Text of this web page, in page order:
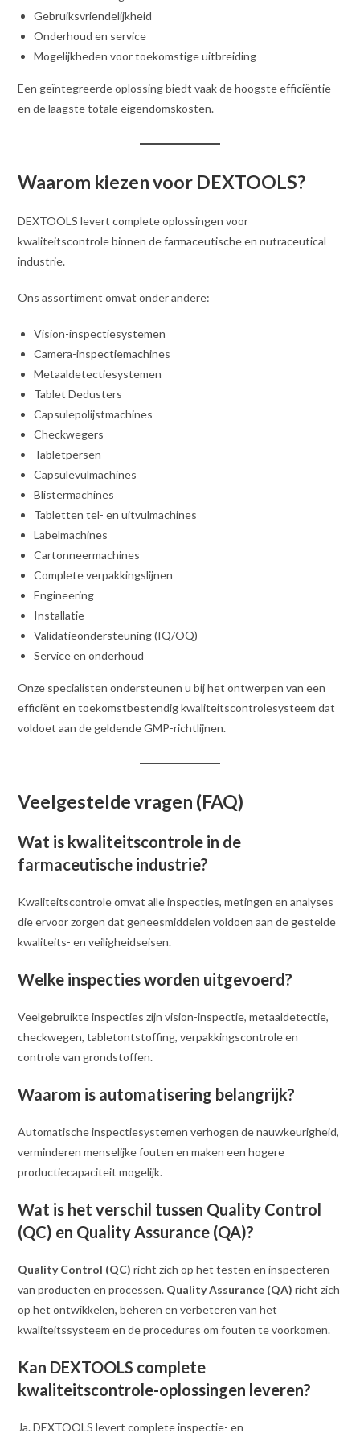
Gebruiksvriendelijkheid
Onderhoud en service
Mogelijkheden voor toekomstige uitbreiding
Een geïntegreerde oplossing biedt vaak de hoogste efficiëntie
en de laagste totale eigendomskosten.
Waarom kiezen voor DEXTOOLS?
DEXTOOLS levert complete oplossingen voor
kwaliteitscontrole binnen de farmaceutische en nutraceutical
industrie.
Ons assortiment omvat onder andere:
Vision-inspectiesystemen
Camera-inspectiemachines
Metaaldetectiesystemen
Tablet Dedusters
Capsulepolijstmachines
Checkwegers
Tabletpersen
Capsulevulmachines
Blistermachines
Tabletten tel- en uitvulmachines
Labelmachines
Cartonneermachines
Complete verpakkingslijnen
Engineering
Installatie
Validatieondersteuning (IQ/OQ)
Service en onderhoud
Onze specialisten ondersteunen u bij het ontwerpen van een
efficiënt en toekomstbestendig kwaliteitscontrolesysteem dat
voldoet aan de geldende GMP-richtlijnen.
Veelgestelde vragen (FAQ)
Wat is kwaliteitscontrole in de
farmaceutische industrie?
Kwaliteitscontrole omvat alle inspecties, metingen en analyses
die ervoor zorgen dat geneesmiddelen voldoen aan de gestelde
kwaliteits- en veiligheidseisen.
Welke inspecties worden uitgevoerd?
Veelgebruikte inspecties zijn vision-inspectie, metaaldetectie,
checkwegen, tabletontstoffing, verpakkingscontrole en
controle van grondstoffen.
Waarom is automatisering belangrijk?
Automatische inspectiesystemen verhogen de nauwkeurigheid,
verminderen menselijke fouten en maken een hogere
productiecapaciteit mogelijk.
Wat is het verschil tussen Quality Control
(QC) en Quality Assurance (QA)?
Quality Control (QC) richt zich op het testen en inspecteren
van producten en processen. Quality Assurance (QA) richt zich
op het ontwikkelen, beheren en verbeteren van het
kwaliteitssysteem en de procedures om fouten te voorkomen.
Kan DEXTOOLS complete
kwaliteitscontrole-oplossingen leveren?
Ja. DEXTOOLS levert complete inspectie- en